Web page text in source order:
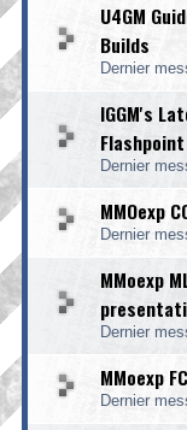
U4GM
Builds
Dernier
IGGM's
Dernier
MMOexp
Dernier
MMoexp
Dernier
MMoexp
Dernier